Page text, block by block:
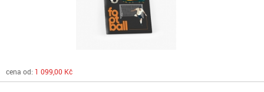
cena od: 1 099,00 Kč